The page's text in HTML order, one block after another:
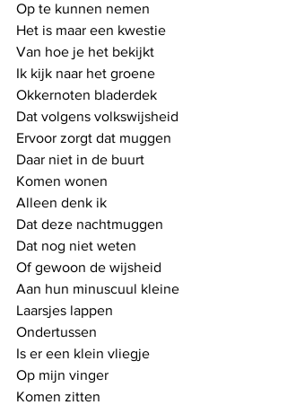
Op te kunnen nemen
Het is maar een kwestie
Van hoe je het bekijkt
Ik kijk naar het groene
Okkernoten bladerdek
Dat volgens volkswijsheid
Ervoor zorgt dat muggen
Daar niet in de buurt
Komen wonen
Alleen denk ik
Dat deze nachtmuggen
Dat nog niet weten
Of gewoon de wijsheid
Aan hun minuscuul kleine
Laarsjes lappen
Ondertussen
Is er een klein vliegje
Op mijn vinger
Komen zitten